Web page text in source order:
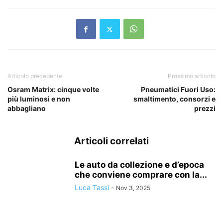
Articolo precedente
Osram Matrix: cinque volte
più luminosi e non
abbagliano
Prossimo articolo
Pneumatici Fuori Uso:
smaltimento, consorzi e
prezzi
Articoli correlati
Le auto da collezione e d’epoca
che conviene comprare con la...
Luca Tassi - Nov 3, 2025